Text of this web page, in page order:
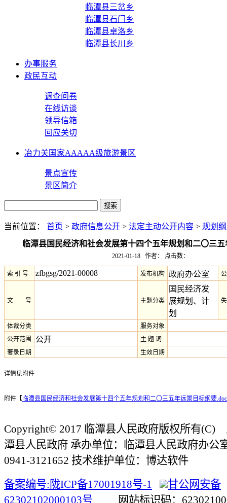
临潭县三岔乡
临潭县石门乡
临潭县卓洛乡
临潭县长川乡
办事服务
政民互动
调查问卷
在线访谈
领导信箱
回应关切
冶力关国家AAAAA级旅游景区
景点宣传
景区简介
当前位置： 首页 > 政府信息公开 > 法定主动公开内容 > 规划
临潭县国民经济和社会发展第十四个五年规划和二〇三
2021-01-18 作者： 点击数：
索 引 号 zfbgsg/2021-00008 发布机构 政府办公室
文 号 主题分类
国民经济发
展规划、计
划
体裁分类
服务对象
公开范围
公开
主 题 词
著录日期
生效日期
详情见附件
附件【临潭县国民经济和社会发展第十四个五年规划和二〇三五年远景目标纲要
Copyright© 2017 临潭县人民政府版权所有(C)
潭县人民政府 承办单位：临潭县人民政府办
0941-3121652 技术维护单位：博达软件
备案编号:陇ICP备17001918号-1
甘公网安备
62302102000103号 网站标识码：